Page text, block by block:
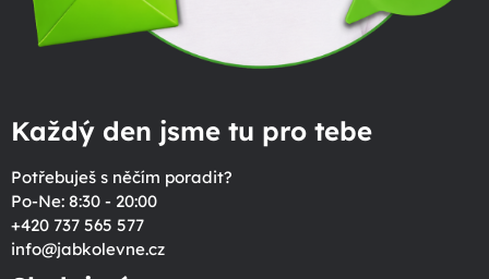
Každý den jsme tu pro tebe
Potřebuješ s něčím poradit?
Po-Ne: 8:30 - 20:00
+420 737 565 577
info@jabkolevne.cz